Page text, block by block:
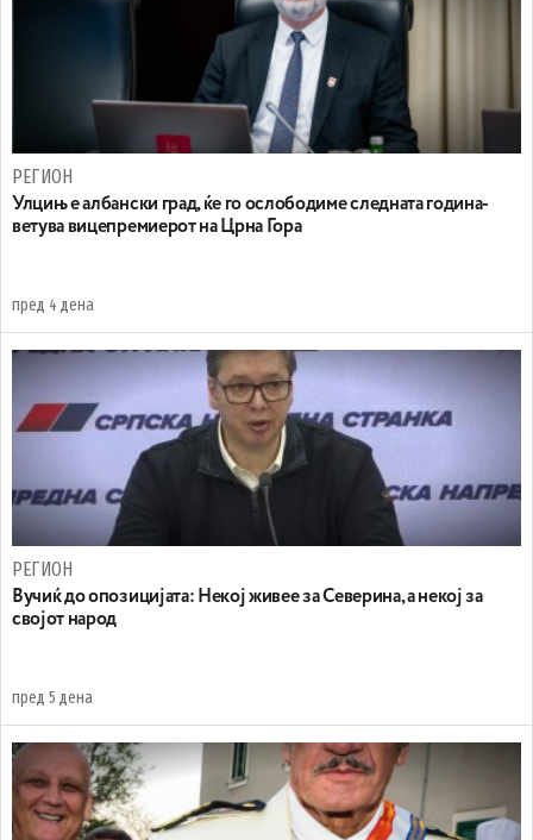
РЕГИОН
Улцињ е албански град, ќе го ослободиме следната година-
ветува вицепремиерот на Црна Гора
пред 4 дена
РЕГИОН
Вучиќ до опозицијата: Некој живее за Северина, а некој за
својот народ
пред 5 дена